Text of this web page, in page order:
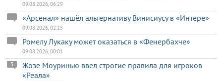
09.08.2026, 06:29
«Арсенал» нашёл альтернативу Винисиусу в «Интере»
09.08.2026, 02:15
Ромелу Лукаку может оказаться в «Фенербахче»
09.08.2026, 00:01
Жозе Моуринью ввел строгие правила для игроков
«Реала»
3